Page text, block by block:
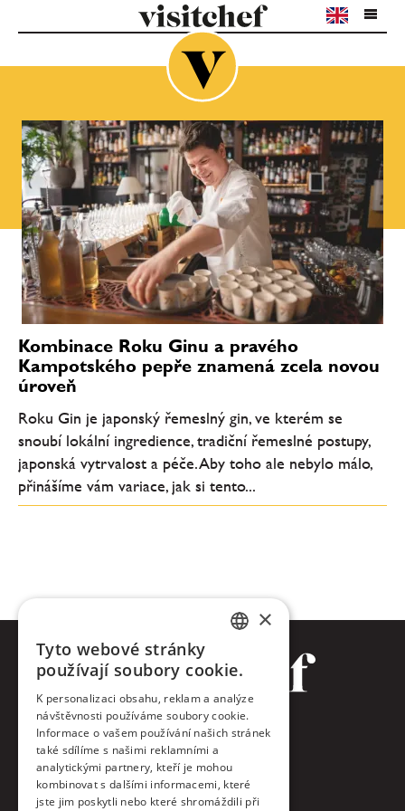
Kombinace Roku Ginu a pravého
Kampotského pepře znamená zcela novou
úroveň
Roku Gin je japonský řemeslný gin, ve kterém se
snoubí lokální ingredience, tradiční řemeslné postupy,
japonská vytrvalost a péče. Aby toho ale nebylo málo,
přinášíme vám variace, jak si tento...
Facebook
Twitter
Instagram
ENGLISH
×
Tyto webové stránky
používají soubory cookie.
K personalizaci obsahu, reklam a analýze
návštěvnosti používáme soubory cookie.
Informace o vašem používání našich stránek
také sdílíme s našimi reklamními a
analytickými partnery, kteří je mohou
kombinovat s dalšími informacemi, které
jste jim poskytli nebo které shromáždili při